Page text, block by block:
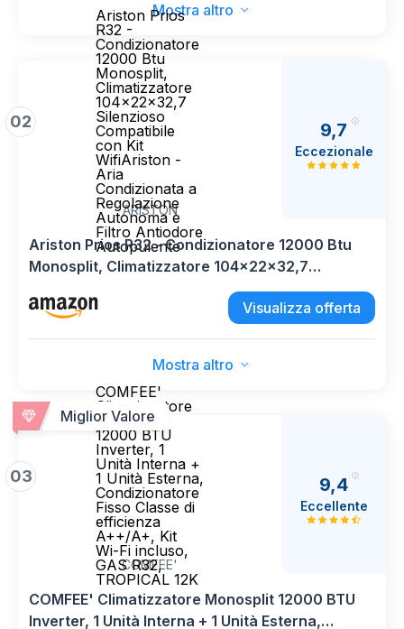
Mostra altro
02
Ariston Prios
R32 -
Condizionatore
12000 Btu
Monosplit,
Climatizzatore
104x22x32,7
Silenzioso
Compatibile
con Kit
WifiAriston -
Aria
Condizionata a
Regolazione
Autonoma e
Filtro Antiodore
Autopulente
ARISTON
9,7
Eccezionale
Ariston Prios R32 - Condizionatore 12000 Btu
Monosplit, Climatizzatore 104x22x32,7
Silenzioso Compatibile con Kit WifiAriston - Aria
Condizionata a Regolazione Autonoma e Filtro
Visualizza offerta
Mostra altro
Miglior Valore
03
COMFEE'
Climatizzatore
Monosplit
12000 BTU
Inverter, 1
Unità Interna +
1 Unità Esterna,
Condizionatore
Fisso Classe di
efficienza
A++/A+, Kit
Wi-Fi incluso,
GAS R32,
TROPICAL 12K
COMFEE'
9,4
Eccellente
COMFEE' Climatizzatore Monosplit 12000 BTU
Inverter, 1 Unità Interna + 1 Unità Esterna,